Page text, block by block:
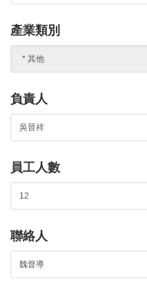
產業類別
負責人
員工人數
聯絡人